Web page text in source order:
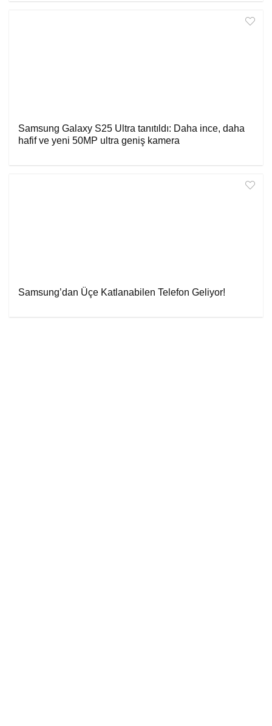
Samsung Galaxy S25 Ultra tanıtıldı: Daha ince, daha
hafif ve yeni 50MP ultra geniş kamera
Samsung’dan Üçe Katlanabilen Telefon Geliyor!